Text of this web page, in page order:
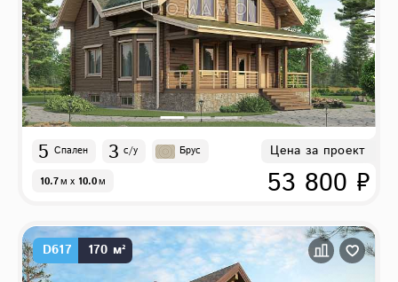
5 Спален 3 с/у Брус
10.7м x 10.0м
Цена за проект
53 800 ₽
D617 170 м²